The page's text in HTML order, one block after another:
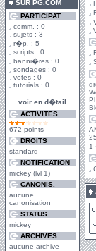
SUR PG.COM
PARTICIPAT.
comm. : 0
sujets : 3
r�p. : 5
scripts : 0
banni�res : 0
sondages : 0
votes : 0
tutorials : 0
voir en d�tail
ACTIVITES
672 points
DROITS
standard
NOTIFICATION
mickey (lvl 1)
CANONIS.
aucune
canonisation
STATUS
mickey
ARCHIVES
aucune archive
1